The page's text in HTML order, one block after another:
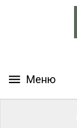
МУЖСКИЕ